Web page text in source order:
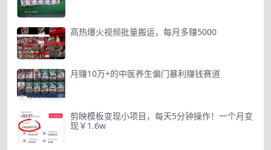
高热爆火视频批量搬运，每月多赚5000
月赚10万+的中医养生偏门暴利赚钱赛道
剪映模板变现小项目，每天5分钟操作！一个月变
现￥1.6w